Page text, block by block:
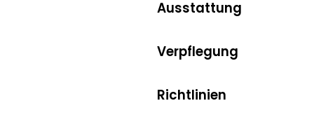
Ausstattung
Verpflegung
Richtlinien